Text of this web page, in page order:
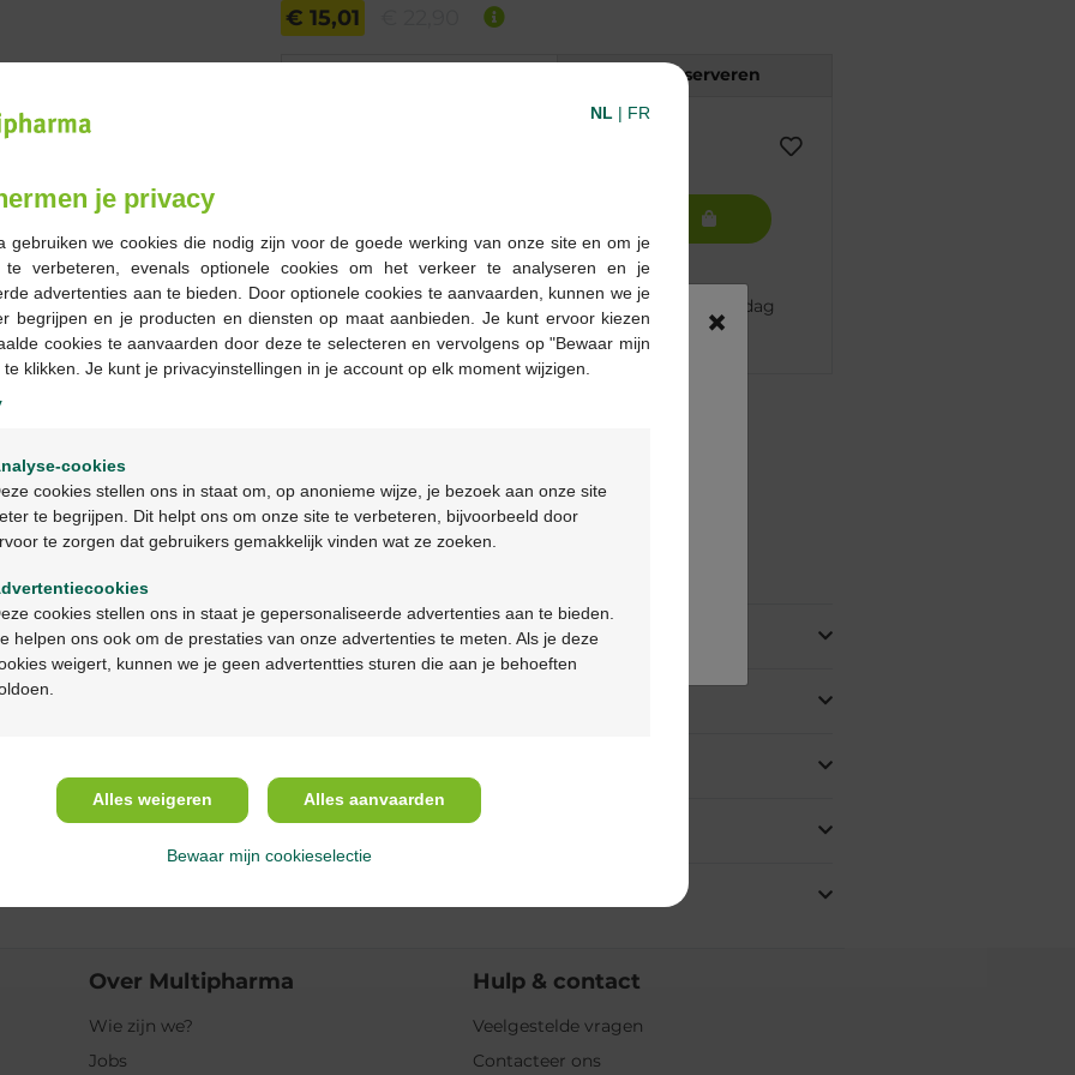
€ 15,01
Reserveren
In winkelmandje
Max. aantal = 12
Op werkdagen vóór 12u besteld, volgende werkdag
geleverd
Klantendienst via chat of contactformulier
Beschrijving
Gebruik
Over Multipharma
Wie zijn we?
Jobs
Hulp & contact
Veelgestelde vragen
Contacteer ons
×
Ga verder in het nederlands
NL | FR
je privacy
gebruiken we cookies die nodig zijn voor de goede werking van onze site en om je
te verbeteren, evenals optionele cookies om het verkeer te analyseren en je
advertenties aan te bieden. Door optionele cookies te aanvaarden, kunnen we je
begrijpen en je producten en diensten op maat aanbieden. Je kunt ervoor kiezen
cookies te aanvaarden door deze te selecteren en vervolgens op "Bewaar mijn
klikken. Je kunt je privacyinstellingen in je account op elk moment wijzigen.
cookies
cookies stellen ons in staat om, op anonieme wijze, je bezoek aan onze site
te begrijpen. Dit helpt ons om onze site te verbeteren, bijvoorbeeld door
te zorgen dat gebruikers gemakkelijk vinden wat ze zoeken.
cookies stellen ons in staat je gepersonaliseerde advertenties aan te bieden.
helpen ons ook om de prestaties van onze advertenties te meten. Als je deze
weigert, kunnen we je geen advertentties sturen die aan je behoeften
Alles weigeren Alles aanvaarden
Bewaar mijn cookieselectie